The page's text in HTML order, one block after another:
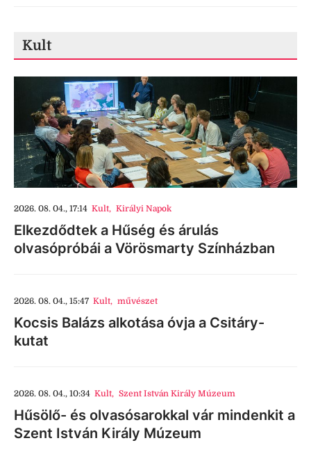
Kult
2026. 08. 04., 17:14 Kult, Királyi Napok
Elkezdődtek a Hűség és árulás
olvasópróbái a Vörösmarty Színházban
2026. 08. 04., 15:47 Kult, művészet
Kocsis Balázs alkotása óvja a Csitáry-
kutat
2026. 08. 04., 10:34 Kult, Szent István Király Múzeum
Hűsölő- és olvasósarokkal vár mindenkit a
Szent István Király Múzeum